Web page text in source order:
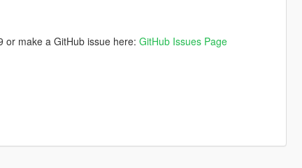
or make a GitHub issue here: GitHub Issues Page